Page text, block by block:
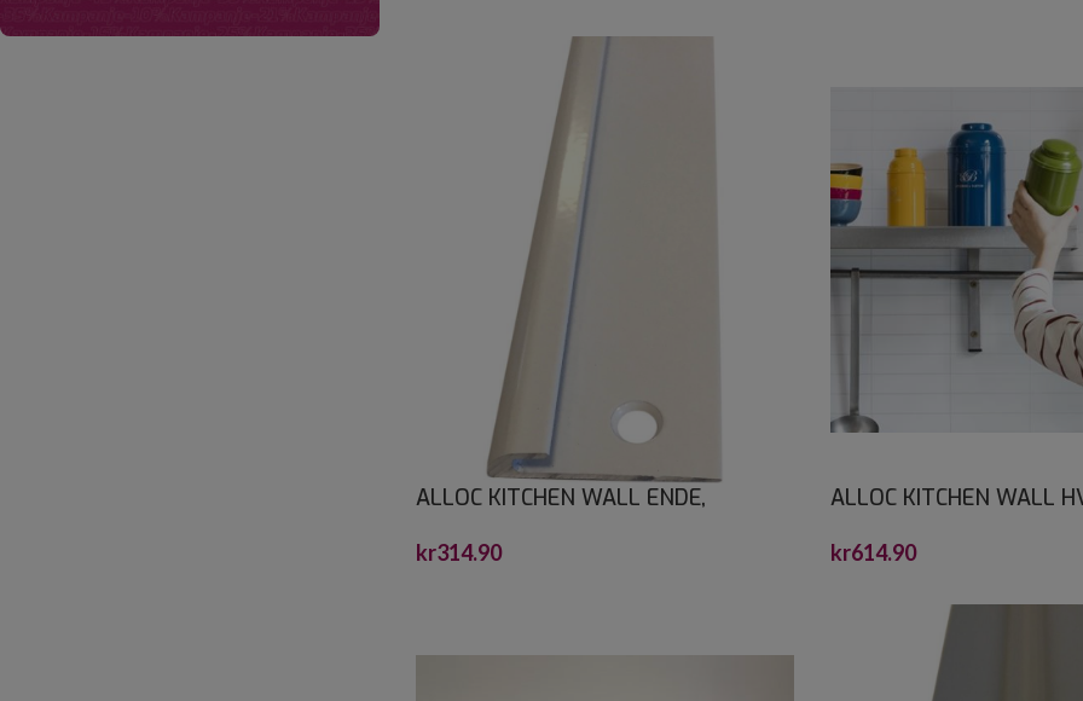
ALLOC KITCHEN WALL ENDE,
kr314.90
ALLOC KITCHEN WALL
kr614.90